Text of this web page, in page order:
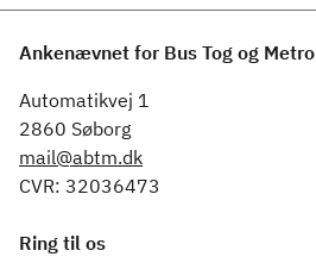
Ankenævnet for Bus Tog og Metro
Automatikvej 1
2860 Søborg
mail@abtm.dk
CVR: 32036473
Ring til os